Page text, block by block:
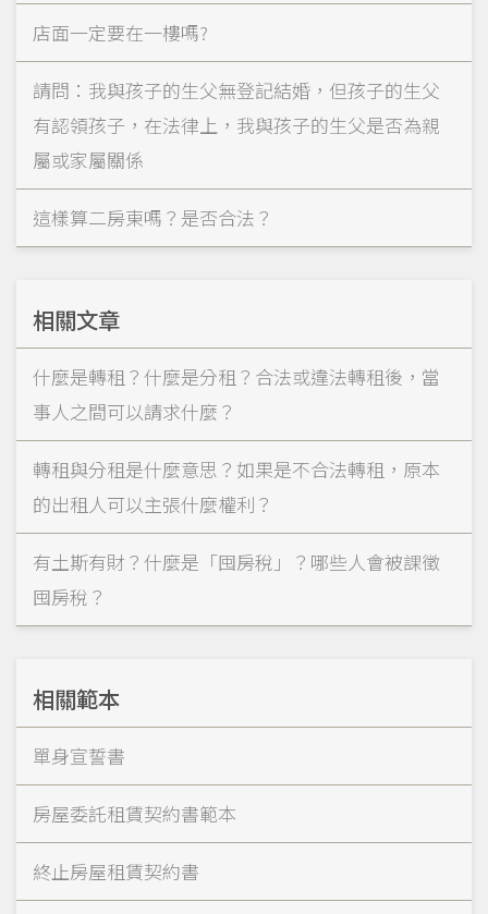
店面一定要在一樓嗎?
請問：我與孩子的生父無登記結婚，但孩子的生父
有認領孩子，在法律上，我與孩子的生父是否為親
屬或家屬關係
這樣算二房東嗎？是否合法？
相關文章
什麼是轉租？什麼是分租？合法或違法轉租後，當
事人之間可以請求什麼？
轉租與分租是什麼意思？如果是不合法轉租，原本
的出租人可以主張什麼權利？
有土斯有財？什麼是「囤房稅」？哪些人會被課徵
囤房稅？
相關範本
單身宣誓書
房屋委託租賃契約書範本
終止房屋租賃契約書